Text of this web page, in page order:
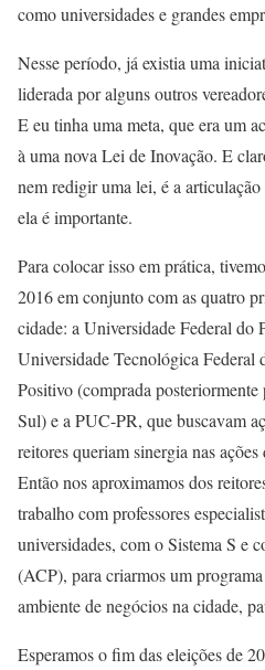
como universidades e grandes
Nesse período, já existia uma
liderada por alguns outros
E eu tinha uma meta, que era um
à uma nova Lei de Inovação. E
nem redigir uma lei, é a
ela é importante.
Para colocar isso em prática,
2016 em conjunto com as quatro
cidade: a Universidade Federal do
Universidade Tecnológica Federal
Positivo (comprada
Sul) e a PUC-PR, que buscavam
reitores queriam sinergia nas
Então nos aproximamos dos
trabalho com professores
universidades, com o Sistema S e
(ACP), para criarmos um
ambiente de negócios na cidade,
Esperamos o fim das eleições de